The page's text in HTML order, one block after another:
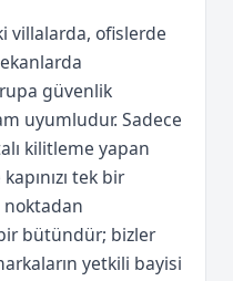
villalarda, ofislerde
güvenlik
uyumludur. Sadece
kilitleme yapan
tek bir
noktadan
bütündür; bizler
yetkili bayisi